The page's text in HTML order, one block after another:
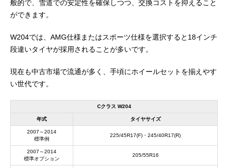
般的で、雪道での安定性を確保しつつ、交換コストを抑えること
ができます。
W204では、AMG仕様またはスポーツ仕様を選択すると18インチ
段違いタイヤが採用されることが多いです。
現在も中古市場で流通が多く、手頃にホイールセットを揃えやす
い世代です。
Cクラス W204
年式 タイヤサイズ
2007～2014
標準例
225/45R17(F)・245/40R17(R)
2007～2014
標準オプション
205/55R16